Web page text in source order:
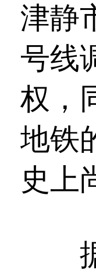
津静
号线
权，
地铁
史上
据